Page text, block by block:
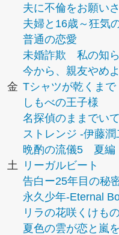
夫に不倫をお願い
夫婦と16歳～狂気
普通の恋愛
未婚詐欺 私の知
今から、親友やめよ
金 Tシャツが乾くまで
しもべの王子様
名探偵のままでいて
ストレンジ -伊藤
晩酌の流儀5 夏編
土
リーガルビート
告白ー25年目の秘
永久少年-Eternal
リラの花咲くけも
夏色の雲が恋と嵐